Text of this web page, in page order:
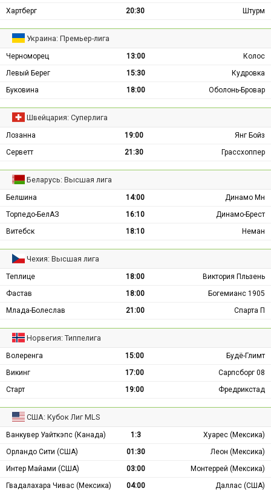
Хартберг
20:30 Штурм
Украина: Премьер-лига
Черноморец 13:00
Колос
Левый Берег
15:30
Кудровка
Буковина
18:00 Оболонь-Бровар
Швейцария: Суперлига
Лозанна 19:00
Янг Бойз
Серветт
21:30 Грассхоппер
Беларусь: Высшая лига
Белшина 14:00
Динамо Мн
Торпедо-БелАЗ
16:10
Динамо-Брест
Витебск
18:10 Неман
Чехия: Высшая лига
Теплице 18:00
Виктория Пльзень
Фастав
18:00
Богемианс 1905
Млада-Болеслав
21:00 Спарта П
Норвегия: Типпелига
Волеренга 15:00
Будё-Глимт
Викинг
17:00
Сарпсборг 08
Старт
19:00 Фредрикстад
США: Кубок Лиг MLS
Ванкувер Уайткэпс (Канада) 1:3
Хуарес (Мексика)
Орландо Сити (США)
01:30
Леон (Мексика)
Интер Майами (США)
03:00
Монтеррей (Мексика)
Гвадалахара Чивас (Мексика)
04:00 Даллас (США)